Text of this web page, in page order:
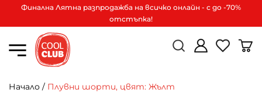
Финална Лятна разпродажба на всичко онлайн - с до -70%
отстъпка!
Начало / Плувни шорти, цвят: Жълт